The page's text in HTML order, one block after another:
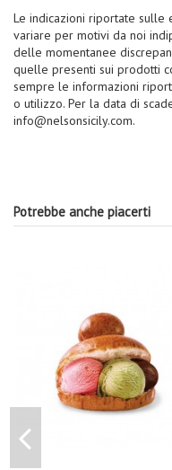
Le indicazioni riportate
variare per motivi da noi
delle momentanee
quelle presenti sui prodotti
sempre le informazioni
o utilizzo. Per la data di
info@nelsonsicily.com.
Potrebbe anche piacerti